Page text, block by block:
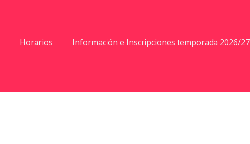
Horarios Información e Inscripciones temporada 2026/27